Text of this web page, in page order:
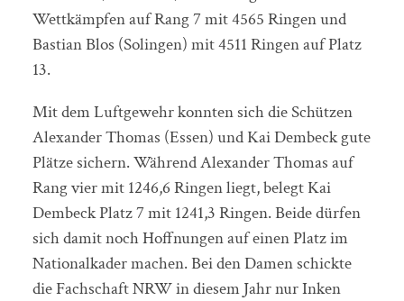
Wettkämpfen auf Rang 7 mit 4565 Ringen und
Bastian Blos (Solingen) mit 4511 Ringen auf Platz
13.
Mit dem Luftgewehr konnten sich die Schützen
Alexander Thomas (Essen) und Kai Dembeck gute
Plätze sichern. Während Alexander Thomas auf
Rang vier mit 1246,6 Ringen liegt, belegt Kai
Dembeck Platz 7 mit 1241,3 Ringen. Beide dürfen
sich damit noch Hoffnungen auf einen Platz im
Nationalkader machen. Bei den Damen schickte
die Fachschaft NRW in diesem Jahr nur Inken